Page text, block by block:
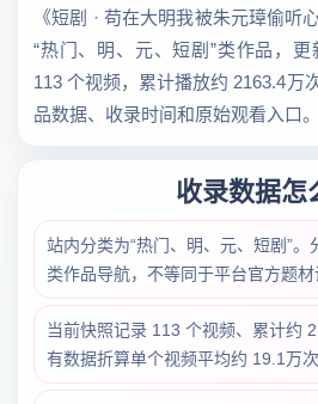
《短剧 · 苟在大明我被朱元璋偷听
“热门、明、元、短剧”类作品，
113 个视频，累计播放约 2163.4万
品数据、收录时间和原始观看入口。
收录数据怎
站内分类为“热门、明、元、短剧”。
类作品导航，不等同于平台官方题材
当前快照记录 113 个视频、累计约
有数据折算单个视频平均约 19.1万次